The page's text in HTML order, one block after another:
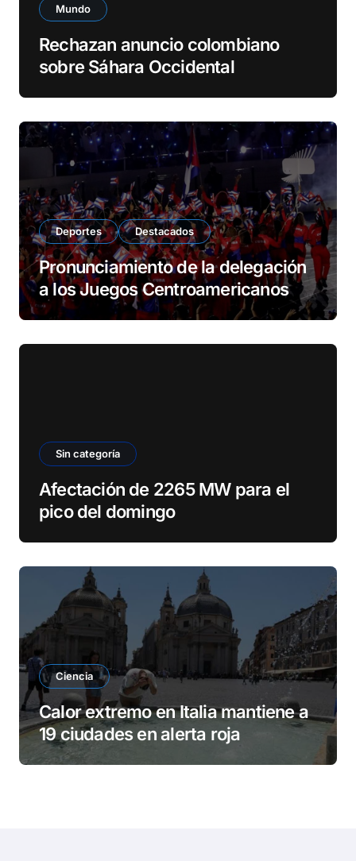
Mundo
Rechazan anuncio colombiano
sobre Sáhara Occidental
Deportes Destacados
Pronunciamiento de la delegación
a los Juegos Centroamericanos
Sin categoría
Afectación de 2265 MW para el
pico del domingo
Ciencia
Calor extremo en Italia mantiene a
19 ciudades en alerta roja